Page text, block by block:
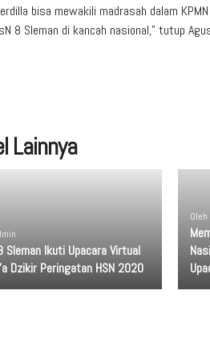
bisa mewakili madrasah dalam
8 Sleman di kancah nasional,” tutup
Lainnya
Sleman Ikuti Upacara Virtual
Dzikir Peringatan HSN 2020